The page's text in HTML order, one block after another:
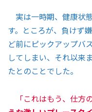
実は一時期、健康状
す。ところが、負けず
ど前にピックアップバ
してしまい、それ以来
たとのことでした。
「これはもう、仕方